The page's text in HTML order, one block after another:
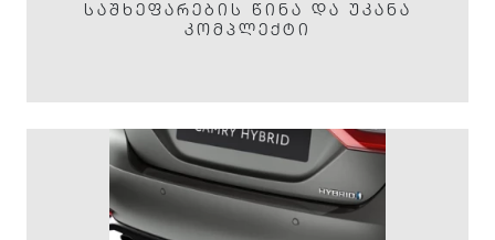
ᲡᲐᲨᲮᲔᲤᲐᲠᲔᲑᲘᲡ ᲬᲘᲜᲐ ᲓᲐ ᲣᲙᲐᲜᲐ
ᲙᲝᲛᲞᲚᲔᲥᲢᲘ